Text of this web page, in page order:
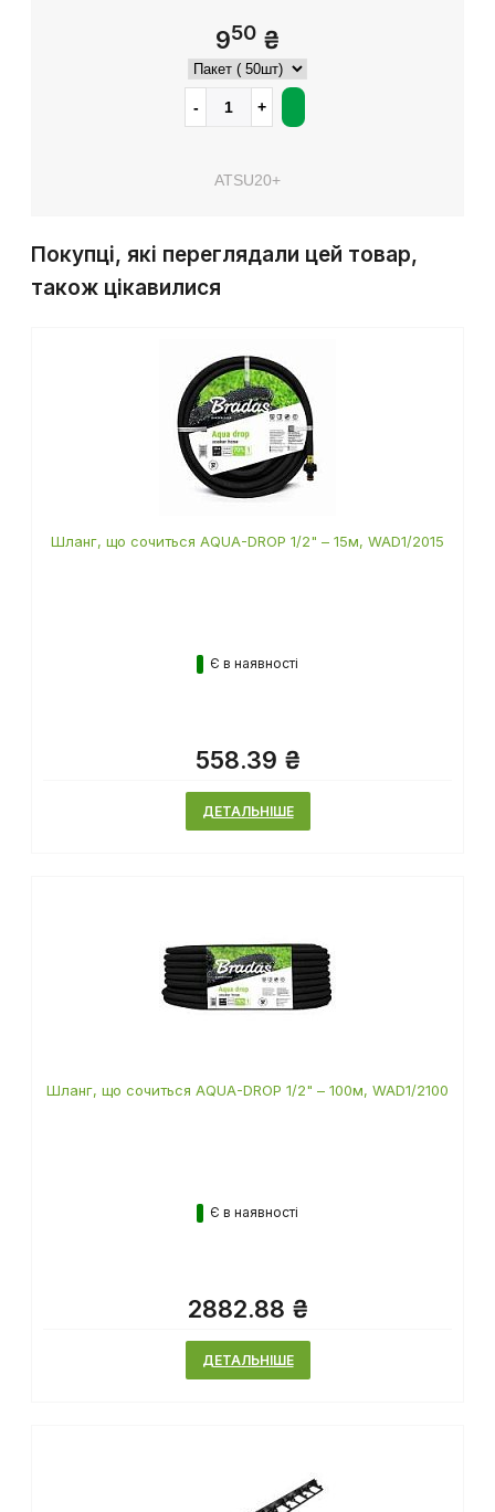
950 ₴
ATSU20+
Покупці, які переглядали цей товар,
також цікавилися
Шланг, що сочиться AQUA-DROP 1/2" – 15м, WAD1/2015
Є в наявності
558.39 ₴
ДЕТАЛЬНІШЕ
Шланг, що сочиться AQUA-DROP 1/2" – 100м, WAD1/2100
Є в наявності
2882.88 ₴
ДЕТАЛЬНІШЕ